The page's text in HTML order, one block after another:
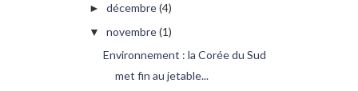
► décembre(4)
▼ novembre(1)
Environnement : la Corée du Sud
met fin au jetable...